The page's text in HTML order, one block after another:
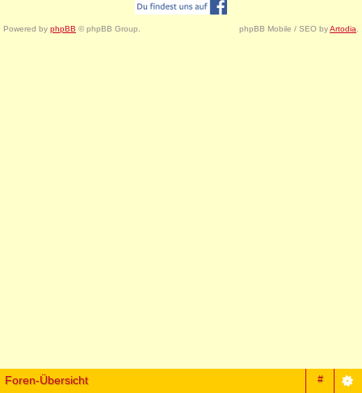
Powered by phpBB © phpBB Group. phpBB Mobile / SEO byArtodia
Foren-Übersicht #